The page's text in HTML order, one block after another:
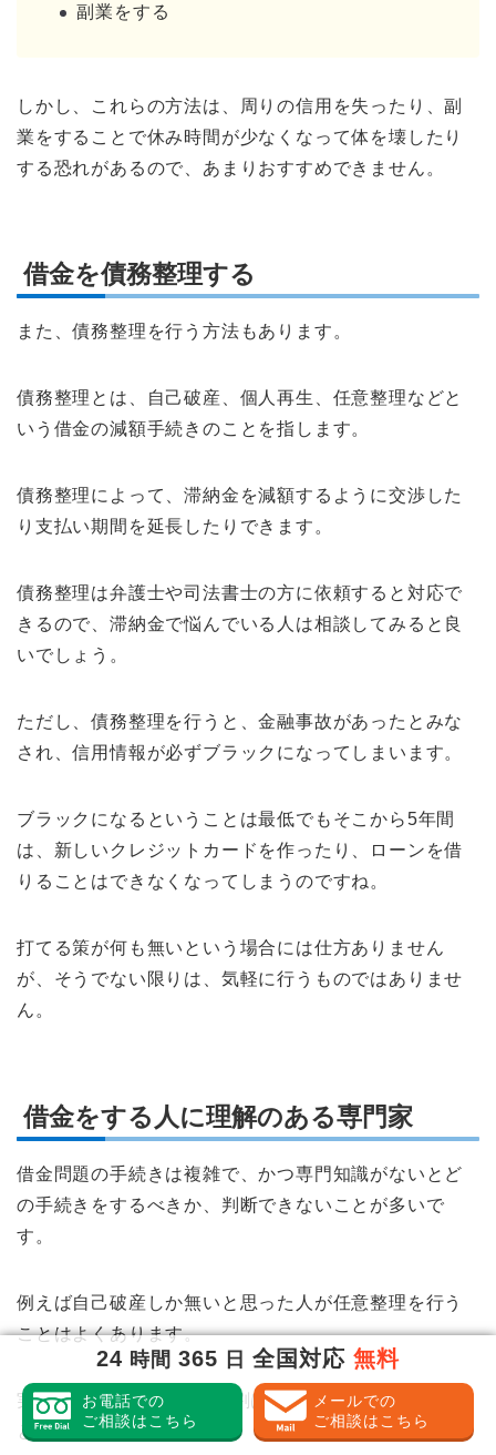
副業をする
しかし、これらの方法は、周りの信用を失ったり、副
業をすることで休み時間が少なくなって体を壊したり
する恐れがあるので、あまりおすすめできません。
借金を債務整理する
また、債務整理を行う方法もあります。
債務整理とは、自己破産、個人再生、任意整理などと
いう借金の減額手続きのことを指します。
債務整理によって、滞納金を減額するように交渉した
り支払い期間を延長したりできます。
債務整理は弁護士や司法書士の方に依頼すると対応で
きるので、滞納金で悩んでいる人は相談してみると良
いでしょう。
ただし、債務整理を行うと、金融事故があったとみな
され、信用情報が必ずブラックになってしまいます。
ブラックになるということは最低でもそこから5年間
は、新しいクレジットカードを作ったり、ローンを借
りることはできなくなってしまうのですね。
打てる策が何も無いという場合には仕方ありません
が、そうでない限りは、気軽に行うものではありませ
ん。
借金をする人に理解のある専門家
借金問題の手続きは複雑で、かつ専門知識がないとど
の手続きをするべきか、判断できないことが多いで
す。
例えば自己破産しか無いと思った人が任意整理を行う
ことはよくあります。
実際、債務整理手続きの8割は任意整理が行われている
と言われています。
24 時間 365 日 全国対応 無料
お電話での
ご相談はこちら
メールでの
ご相談はこちら